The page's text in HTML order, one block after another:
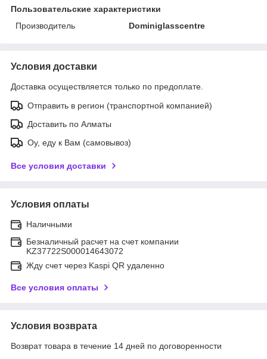
Пользовательские характеристики
Производитель
Dominiglasscentre
Условия доставки
Доставка осуществляется только по предоплате.
Отправить в регион (транспортной компанией)
Доставить по Алматы
Оу, еду к Вам (самовывоз)
Все условия доставки
Условия оплаты
Наличными
Безналичный расчет на счет компании
KZ37722S000014643072
Жду счет через Kaspi QR удаленно
Все условия оплаты
Условия возврата
Возврат товара в течение 14 дней по договоренности